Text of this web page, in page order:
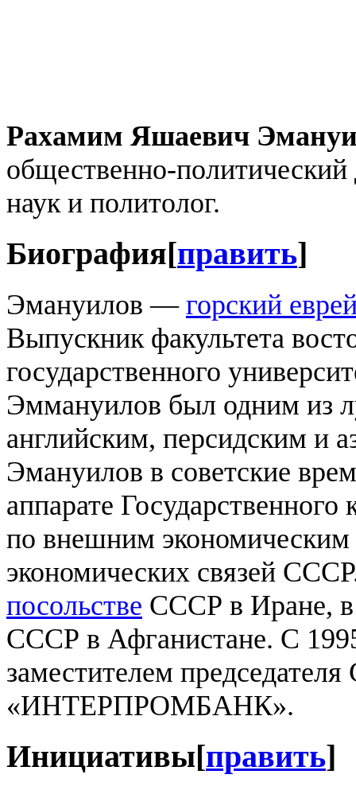
Рахамим Яшаевич
общественно-политический
наук и политолог.
Биография[править]
Эмануилов — горский
Выпускник факультета
государственного
Эммануилов был одним из
английским, персидским и
Эмануилов в советские
аппарате
по внешним
экономических связей
посольстве СССР в Иране, в
СССР в Афганистане. С
заместителем
«ИНТЕРПРОМБАНК».
Инициативы[править]